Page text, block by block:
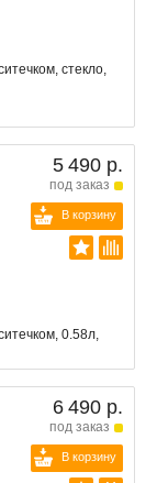
стекло,
5 490 р.
под заказ
В корзину
0.58л,
6 490 р.
под заказ
В корзину